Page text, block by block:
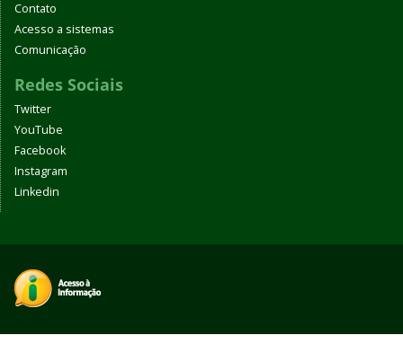
Contato
Acesso a sistemas
Comunicação
Redes Sociais
Twitter
YouTube
Facebook
Instagram
Linkedin